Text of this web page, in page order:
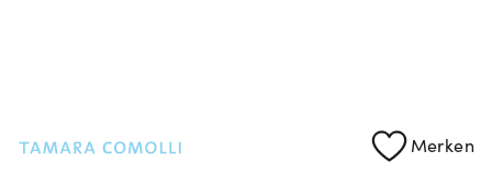
Merken